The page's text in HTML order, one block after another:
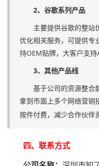
2、谷歌系列产品
主要提供谷歌的整站
优化相关服务，可提供专
持OEM贴牌，大客户支持
3、其他产品线
基于公司的资源整合
拿到市面上多个网络营销
按件付费，减少合作伙伴
四、联系方式